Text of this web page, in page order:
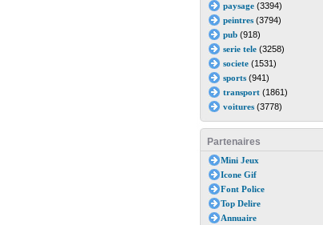
paysage(3394)
peintres(3794)
pub(918)
serie tele(3258)
societe(1531)
sports(941)
transport(1861)
voitures(3778)
Partenaires
Mini Jeux
Icone Gif
Font Police
Top Delire
Annuaire